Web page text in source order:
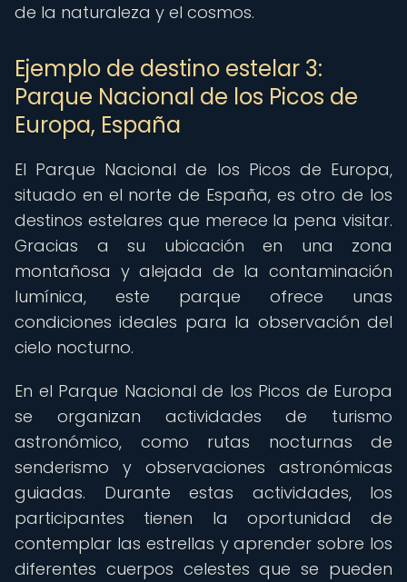
de la naturaleza y el cosmos.
Ejemplo de destino estelar 3:
Parque Nacional de los Picos de
Europa, España
El Parque Nacional de los Picos de Europa,
situado en el norte de España, es otro de los
destinos estelares que merece la pena visitar.
Gracias a su ubicación en una zona
montañosa y alejada de la contaminación
lumínica, este parque ofrece unas
condiciones ideales para la observación del
cielo nocturno.
En el Parque Nacional de los Picos de Europa
se organizan actividades de turismo
astronómico, como rutas nocturnas de
senderismo y observaciones astronómicas
guiadas. Durante estas actividades, los
participantes tienen la oportunidad de
contemplar las estrellas y aprender sobre los
diferentes cuerpos celestes que se pueden